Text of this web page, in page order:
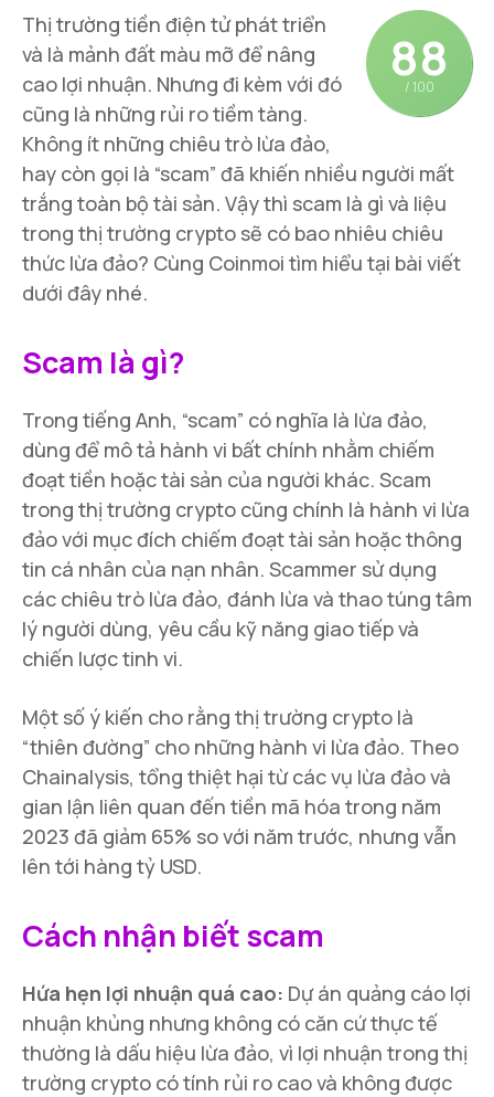
88
/ 100
Thị trường tiền điện tử phát triển
và là mảnh đất màu mỡ để nâng
cao lợi nhuận. Nhưng đi kèm với đó
cũng là những rủi ro tiềm tàng.
Không ít những chiêu trò lừa đảo,
hay còn gọi là “scam” đã khiến nhiều người mất
trắng toàn bộ tài sản. Vậy thì scam là gì và liệu
trong thị trường crypto sẽ có bao nhiêu chiêu
thức lừa đảo? Cùng Coinmoi tìm hiểu tại bài viết
dưới đây nhé.
Scam là gì?
Trong tiếng Anh, “scam” có nghĩa là lừa đảo,
dùng để mô tả hành vi bất chính nhằm chiếm
đoạt tiền hoặc tài sản của người khác. Scam
trong thị trường crypto cũng chính là hành vi lừa
đảo với mục đích chiếm đoạt tài sản hoặc thông
tin cá nhân của nạn nhân. Scammer sử dụng
các chiêu trò lừa đảo, đánh lừa và thao túng tâm
lý người dùng, yêu cầu kỹ năng giao tiếp và
chiến lược tinh vi.
Một số ý kiến cho rằng thị trường crypto là
“thiên đường” cho những hành vi lừa đảo. Theo
Chainalysis, tổng thiệt hại từ các vụ lừa đảo và
gian lận liên quan đến tiền mã hóa trong năm
2023 đã giảm 65% so với năm trước, nhưng vẫn
lên tới hàng tỷ USD.
Cách nhận biết scam
Hứa hẹn lợi nhuận quá cao: Dự án quảng cáo lợi
nhuận khủng nhưng không có căn cứ thực tế
thường là dấu hiệu lừa đảo, vì lợi nhuận trong thị
trường crypto có tính rủi ro cao và không được